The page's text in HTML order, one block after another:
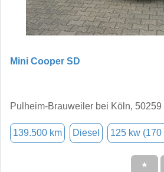
Mini Cooper SD
Pulheim-Brauweiler bei Köln, 50259
139.500 km Diesel 125 kw (170
★